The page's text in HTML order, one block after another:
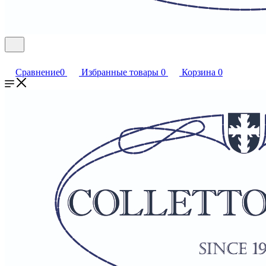
Сравнение0 Избранные товары 0 Корзина 0